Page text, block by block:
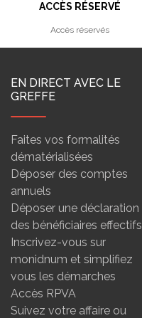
ACCÈS RÉSERVÉ
Accès réservés
EN DIRECT AVEC LE
GREFFE
Faites vos formalités
dématérialisées
Déposer des comptes
annuels
Déposer une déclaration
des bénéficiaires effectifs
Inscrivez-vous sur
monidnum et simplifiez
vous les démarches
Accès RPVA
Suivez votre affaire ou